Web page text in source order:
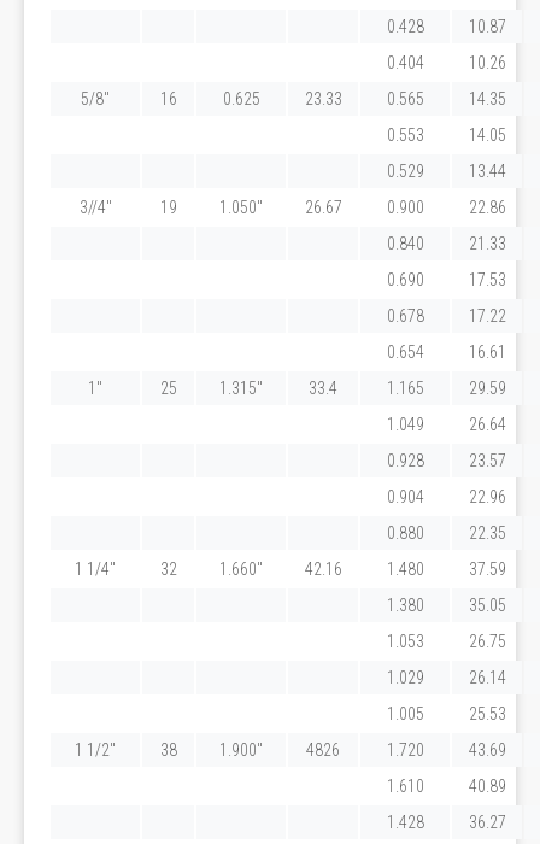
0.428
10.87
0.404
10.26
5/8"
16 0.625 23.33 0.565
14.35
0.553
14.05
0.529
13.44
3//4"
19 1.050" 26.67 0.900
22.86
0.840
21.33
0.690
17.53
0.678
17.22
0.654
16.61
1"
25 1.315" 33.4 1.165
29.59
1.049
26.64
0.928
23.57
0.904
22.96
0.880
22.35
1 1/4"
32 1.660" 42.16 1.480
37.59
1.380
35.05
1.053
26.75
1.029
26.14
1.005
25.53
1 1/2"
38 1.900" 4826 1.720
43.69
1.610
40.89
1.428
36.27